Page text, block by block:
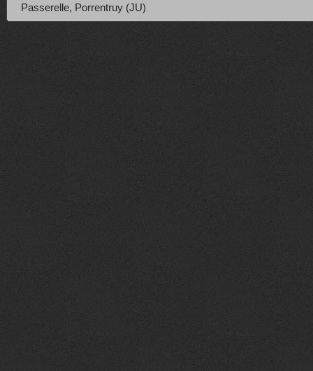
Passerelle, Porrentruy (JU)